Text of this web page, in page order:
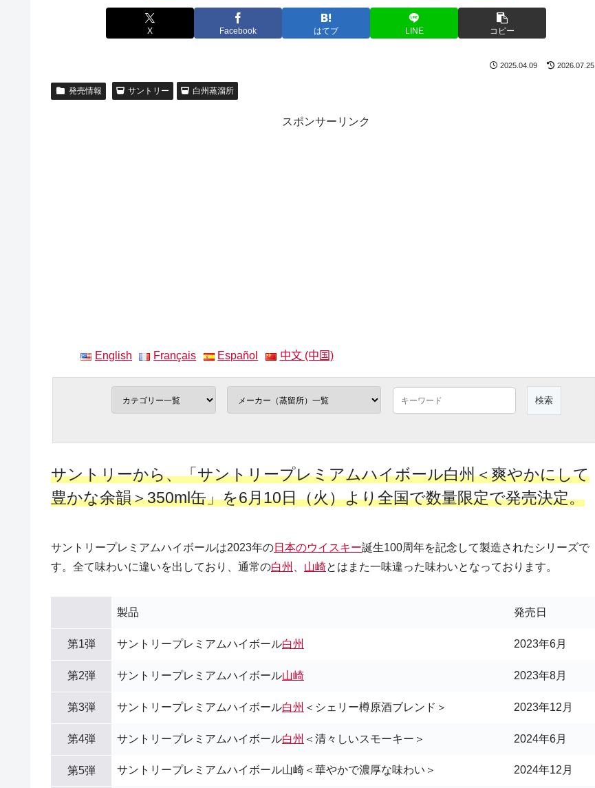
X Facebook はてブ LINE コピー
2025.04.09 2026.07.25
発売情報 サントリー 白州蒸溜所
スポンサーリンク
English Français Español 中文 (中国)
サントリーから、「サントリープレミアムハイボール白州＜爽やかにして
豊かな余韻＞350ml缶」を6月10日（火）より全国で数量限定で発売決定。
サントリープレミアムハイボールは2023年の日本のウイスキー誕生100周年を記念して製造されたシリーズで
す。全て味わいに違いを出しており、通常の白州 山崎とはまた一味違った味わいとなっております。
製品 発売日
第1弾 サントリープレミアムハイボール白州 2023年6月
第2弾 サントリープレミアムハイボール山崎 2023年8月
第3弾 サントリープレミアムハイボール白州 ＜シェリー樽原酒ブレンド＞ 2023年12月
第4弾 サントリープレミアムハイボール白州 ＜清々しいスモーキー＞ 2024年6月
第5弾 サントリープレミアムハイボール山崎＜華やかで濃厚な味わい＞ 2024年12月